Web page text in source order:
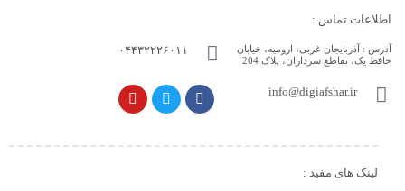
اطلاعات تماس :
آدرس : آذربایجان غربی، ارومیه، خیابان
حافظ یک، تقاطع سرداران، پلاک 204
۰۴۴۳۲۲۲۶۰۱۱
info@digiafshar.ir
لینک های مفید :